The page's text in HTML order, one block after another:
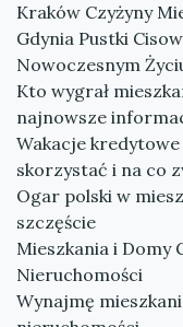
Kraków Czyżyny
Gdynia Pustki
Nowoczesnym
Kto wygrał
najnowsze
Wakacje
skorzystać i na co
Ogar polski w
szczęście
Mieszkania i Domy
Nieruchomości
Wynajmę